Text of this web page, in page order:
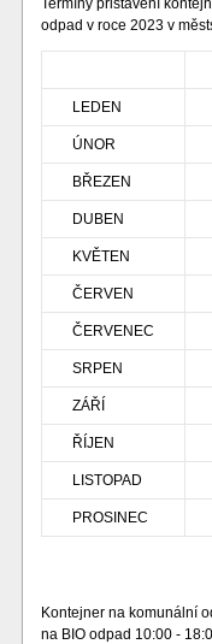
Termíny přistavení
odpad v roce 2023 v
LEDEN
ÚNOR
BŘEZEN
DUBEN
KVĚTEN
ČERVEN
ČERVENEC
SRPEN
ZÁŘÍ
ŘÍJEN
LISTOPAD
PROSINEC
Kontejner na komunální
na BIO odpad 10:00 -